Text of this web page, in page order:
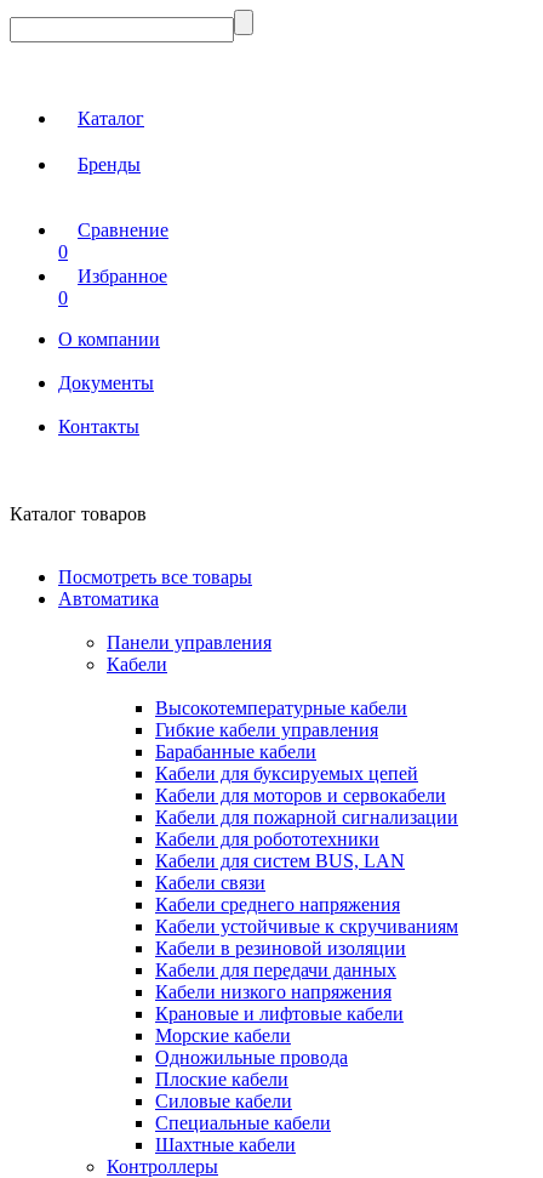
Каталог
Бренды
Сравнение
0
Избранное
0
О компании
Документы
Контакты
Каталог товаров
Посмотреть все товары
Автоматика
Панели управления
Кабели
Высокотемпературные кабели
Гибкие кабели управления
Барабанные кабели
Кабели для буксируемых цепей
Кабели для моторов и сервокабели
Кабели для пожарной сигнализации
Кабели для робототехники
Кабели для систем BUS, LAN
Кабели связи
Кабели среднего напряжения
Кабели устойчивые к скручиваниям
Кабели в резиновой изоляции
Кабели для передачи данных
Кабели низкого напряжения
Крановые и лифтовые кабели
Морские кабели
Одножильные провода
Плоские кабели
Силовые кабели
Специальные кабели
Шахтные кабели
Контроллеры